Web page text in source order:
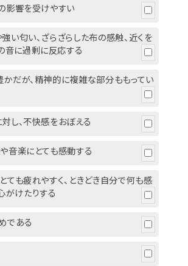
影響を受けやすい
い匂い、ざらざらした布の感触、近くを
音に過剰に反応する
だが、精神的に複雑な部分ももってい
し、不快感をおぼえる
音楽にとても感動する
ても疲れやすく、ときどき自分で何も感
がけたりする
である